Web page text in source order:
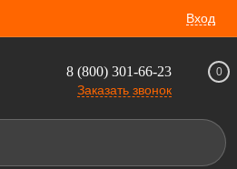
Вход
8 (800) 301-66-23
Заказать звонок
0